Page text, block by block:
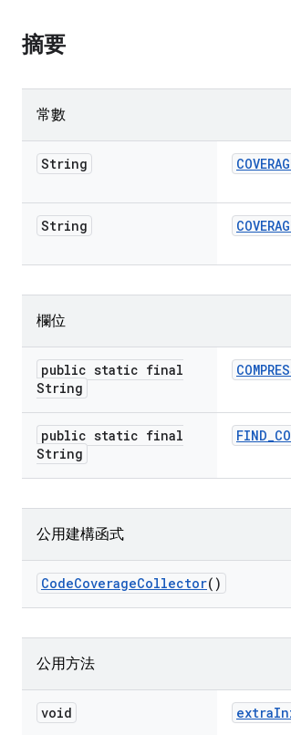
摘要
常數
String
String
欄位
public static final
String
public static final
String
FIND_
公用建構函式
CodeCoverageCollector()
公用方法
void extra